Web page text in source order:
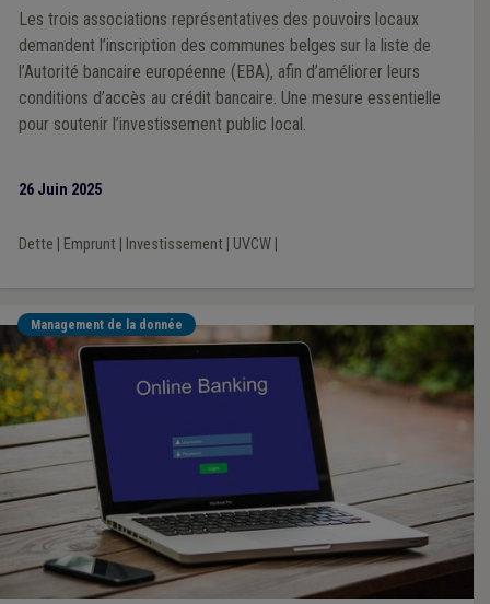
Les trois associations représentatives des pouvoirs locaux
demandent l’inscription des communes belges sur la liste de
l’Autorité bancaire européenne (EBA), afin d’améliorer leurs
conditions d’accès au crédit bancaire. Une mesure essentielle
pour soutenir l’investissement public local.
26 Juin 2025
Dette Emprunt| Investissement| UVCW|
Management de la donnée